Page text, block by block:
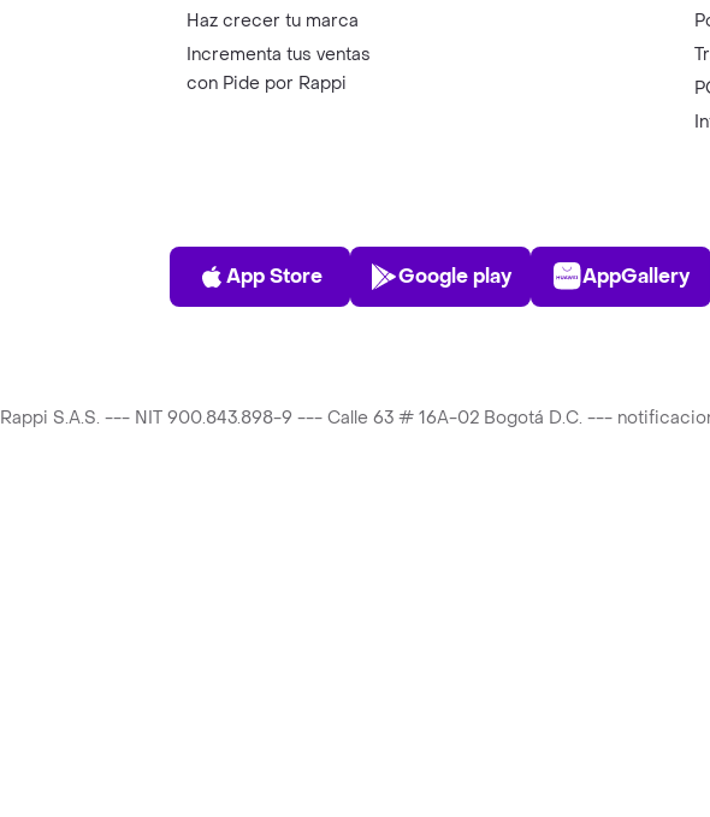
Haz crecer tu marca
Incrementa tus ventas
con Pide por Rappi
App Store
App Store
Play Store
Google play AppGallery
Rappi S.A.S. --- NIT 900.843.898-9 --- Calle 63 # 16A-02 Bogotá D.C. ---